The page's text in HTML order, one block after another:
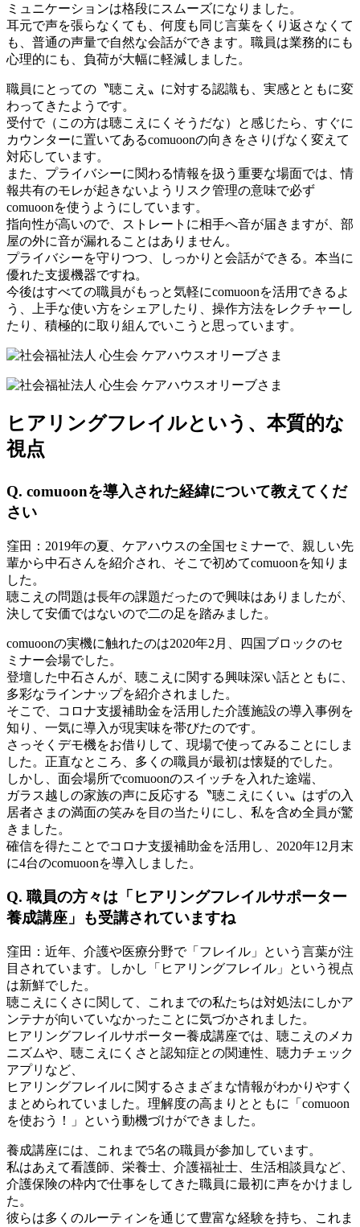
ミュニケーションは格段にスムーズになりました。
耳元で声を張らなくても、何度も同じ言葉をくり返さなくて
も、普通の声量で自然な会話ができます。職員は業務的にも
心理的にも、負荷が大幅に軽減しました。
職員にとっての〝聴こえ〟に対する認識も、実感とともに変
わってきたようです。
受付で（この方は聴こえにくそうだな）と感じたら、すぐに
カウンターに置いてあるcomuoonの向きをさりげなく変えて
対応しています。
また、プライバシーに関わる情報を扱う重要な場面では、情
報共有のモレが起きないようリスク管理の意味で必ず
comuoonを使うようにしています。
指向性が高いので、ストレートに相手へ音が届きますが、部
屋の外に音が漏れることはありません。
プライバシーを守りつつ、しっかりと会話ができる。本当に
優れた支援機器ですね。
今後はすべての職員がもっと気軽にcomuoonを活用できるよ
う、上手な使い方をシェアしたり、操作方法をレクチャーし
たり、積極的に取り組んでいこうと思っています。
ヒアリングフレイルという、本質的な
視点
Q. comuoonを導入された経緯について教えてくだ
さい
窪田：2019年の夏、ケアハウスの全国セミナーで、親しい先
輩から中石さんを紹介され、そこで初めてcomuoonを知りま
した。
聴こえの問題は長年の課題だったので興味はありましたが、
決して安価ではないので二の足を踏みました。
comuoonの実機に触れたのは2020年2月、四国ブロックのセ
ミナー会場でした。
登壇した中石さんが、聴こえに関する興味深い話とともに、
多彩なラインナップを紹介されました。
そこで、コロナ支援補助金を活用した介護施設の導入事例を
知り、一気に導入が現実味を帯びたのです。
さっそくデモ機をお借りして、現場で使ってみることにしま
した。正直なところ、多くの職員が最初は懐疑的でした。
しかし、面会場所でcomuoonのスイッチを入れた途端、
ガラス越しの家族の声に反応する〝聴こえにくい〟はずの入
居者さまの満面の笑みを目の当たりにし、私を含め全員が驚
きました。
確信を得たことでコロナ支援補助金を活用し、2020年12月末
に4台のcomuoonを導入しました。
Q. 職員の方々は「ヒアリングフレイルサポーター
養成講座」も受講されていますね
窪田： 近年、介護や医療分野で「フレイル」という言葉が注
目されています。しかし「ヒアリングフレイル」という視点
は新鮮でした。
聴こえにくさに関して、これまでの私たちは対処法にしかア
ンテナが向いていなかったことに気づかされました。
ヒアリングフレイルサポーター養成講座では、聴こえのメカ
ニズムや、聴こえにくさと認知症との関連性、聴力チェック
アプリなど、
ヒアリングフレイルに関するさまざまな情報がわかりやすく
まとめられていました。理解度の高まりとともに「comuoon
を使おう！」という動機づけができました。
養成講座には、これまで5名の職員が参加しています。
私はあえて看護師、栄養士、介護福祉士、生活相談員など、
介護保険の枠内で仕事をしてきた職員に最初に声をかけまし
た。
彼らは多くのルーティンを通じて豊富な経験を持ち、これま